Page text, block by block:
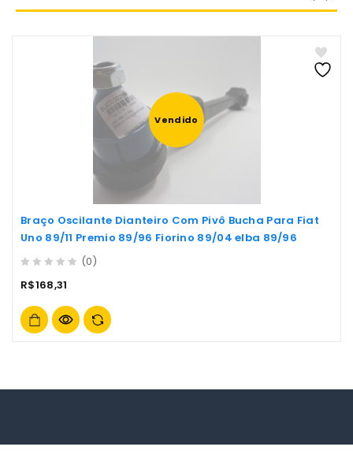
Vendido
Braço Oscilante Dianteiro Com Pivô Bucha Para Fiat
Uno 89/11 Premio 89/96 Fiorino 89/04 elba 89/96
out
5
(0)
R$168,31